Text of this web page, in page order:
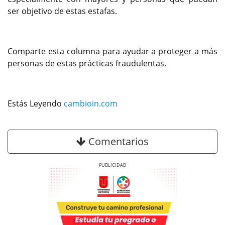
ser objetivo de estas estafas.
Comparte esta columna para ayudar a proteger a más
personas de estas prácticas fraudulentas.
Estás Leyendo cambioin.com
Comentarios